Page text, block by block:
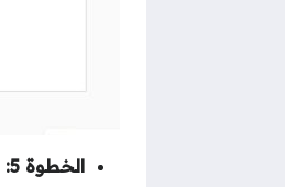
الخطوة 5: